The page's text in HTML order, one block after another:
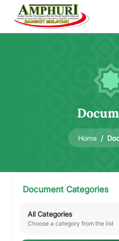
Home
Document Categories
All Categories
Choose a category from the list